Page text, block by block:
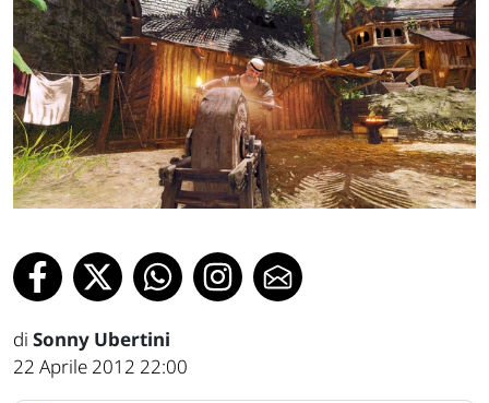
di Sonny Ubertini
22 Aprile 2012 22:00